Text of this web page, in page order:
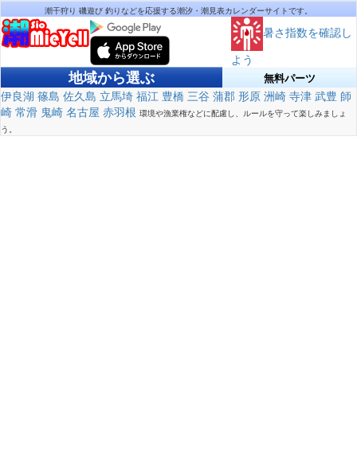
潮干狩り 磯遊び 釣りなどを応援する潮汐・潮見表カレンダーサイトです。
暑さ指数を確認し
よう
地域から選ぶ 無料パーツ
伊良湖 篠島 佐久島 立馬埼 福江 豊橋 三谷 蒲郡 形原 洲崎 寺津 武豊 師
崎 常滑 鬼崎 名古屋 赤羽根 環境や漁業権などに配慮し、ルールを守って楽しみましょ
う。